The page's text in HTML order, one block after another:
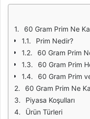
60 Gram Prim Ne
Prim Nedir?
60 Gram Prim
60 Gram Prim
60 Gram Prim
60 Gram Prim Ne
Piyasa Koşulları
Ürün Türleri